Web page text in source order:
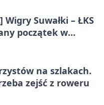
Wigry Suwałki – ŁKS
początek w
na szlakach.
zejść z roweru